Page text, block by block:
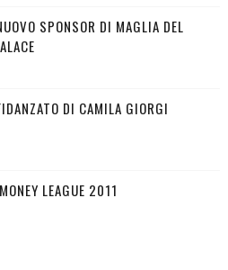
SPONSOR DI MAGLIA DEL
DI CAMILA GIORGI
LEAGUE 2011